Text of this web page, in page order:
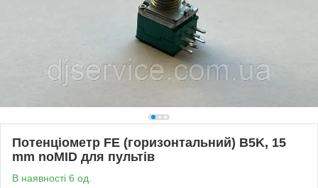
Потенціометр FE (горизонтальний) B5K, 15
mm noMID для пультів
В наявності 6 од.